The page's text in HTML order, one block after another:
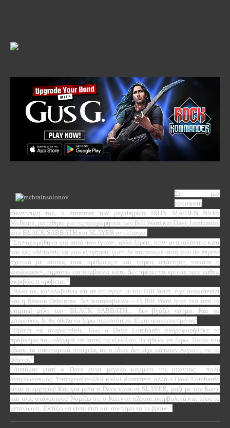
Σε μια
πρόσφατη
συνέντευξη του, ο drummer των μεγαθηρίων IRON MAIDEN Nicko
McBrain, ρωτήθηκε για τις αποχωρήσεις των Bill Ward και Dave Lombardo,
από BLACK SABBATH και SLAYER αντίστοιχα.
“Στεναχωρήθηκα για αυτά που έγιναν, αλλά ξέρετε, όταν ανακαλύπτεις κάτι
και λες «Μπορείς να μου εξηγήσεις γιατί δε παίρνουμε αυτό που θα έπρεπε
σχετικά με αυτούς τους αριθμούς;» και πάρεις απάντηση «σκάσε ή
απολύεσαι», σημαίνει ότι συμβαίνει κάτι. Δεν πρέπει να κρίνεις πριν μάθεις
ακριβώς τι κρύβεται.”
“Αλλά οκ, καταλαβαίνω ότι σε ότι έγινε με τον Bill Ward, είχε ανακατευτεί
και η Sharon Osbourne. Δεν καταλαβαίνω – Ο Bill Ward ήταν ένα από τα
original
μέλη των BLACK SABBATH… δεν βγάζω νόημα. Και να
μπορούσα, δε θα ήθελα να ξέρω περισσότερα. Είμαι ικανοποιημένος!
“Πρέπει να αναρωτηθείς: Πως ο Dave Lombardo πληροφορήθηκε το
πρόβλημα που οδήγησε σε αυτές τις εξελίξεις, θα ήθελα να ξέρω. Ποιος του
έδωσε τα οικονομικά στοιχεία, αν ο ίδιος δεν είχε κάποιον λογιστή να το
ψάχνει;”
“Λυπάμαι γιατί ο Dave
είναι μεγάλο κομμάτι της μπάντας… πολύ
αναγνωρίσιμος. Υπάρχουν πολλοί καλοί drummers, αλλά ο Dave Lombardo
είναι ο αρχηγός! Και για μένα ο Dave είναι οι SLAYER , μαζί με τον Kerry
και τους υπόλοιπους! Νομίζω ότι ο Kerry αντέδρασε υπερβολικά και ίσως το
μετανιώνει. Ελπίζω να είναι έτσι και σύντομα να τα βρουν. ”